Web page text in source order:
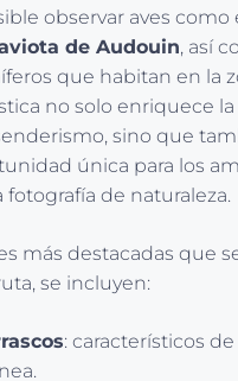
observar aves como
de Audouin, así
que habitan en la
no solo enriquece la
sino que
única para los
fotografía de naturaleza.
más destacadas que
se incluyen:
: característicos